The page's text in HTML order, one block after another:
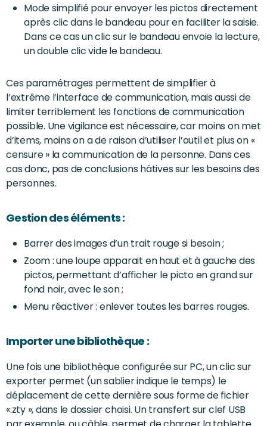
Mode simplifié pour envoyer les pictos directement
après clic dans le bandeau pour en faciliter la saisie.
Dans ce cas un clic sur le bandeau envoie la lecture,
un double clic vide le bandeau.
Ces paramétrages permettent de simplifier à
l’extrême l’interface de communication, mais aussi de
limiter terriblement les fonctions de communication
possible. Une vigilance est nécessaire, car moins on met
d’items, moins on a de raison d’utiliser l’outil et plus on «
censure » la communication de la personne. Dans ces
cas donc, pas de conclusions hâtives sur les besoins des
personnes.
Gestion des éléments :
Barrer des images d’un trait rouge si besoin ;
Zoom : une loupe apparait en haut et à gauche des
pictos, permettant d’afficher le picto en grand sur
fond noir, avec le son ;
Menu réactiver : enlever toutes les barres rouges.
Importer une bibliothèque :
Une fois une bibliothèque configurée sur PC, un clic sur
exporter permet (un sablier indique le temps) le
déplacement de cette dernière sous forme de fichier
«.zty », dans le dossier choisi. Un transfert sur clef USB